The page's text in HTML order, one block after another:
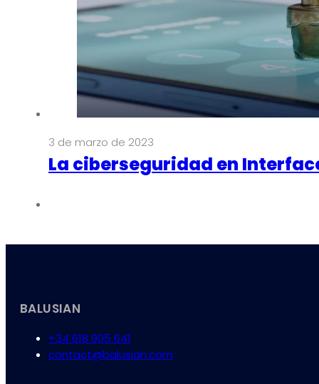
3 de marzo de 2023
La ciberseguridad en
BALUSIAN
+34 618 905 641
contact@balusian.com